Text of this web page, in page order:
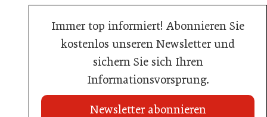
Immer top informiert! Abonnieren Sie
kostenlos unseren Newsletter und
sichern Sie sich Ihren
Informationsvorsprung.
Newsletter abonnieren